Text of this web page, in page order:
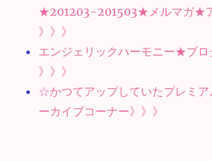
★201203~201503★メルマガ★
》》》
エンジェリックハーモニー★ブ
》》》
☆かつてアップしていたプレミ
ーカイブコーナー》》》